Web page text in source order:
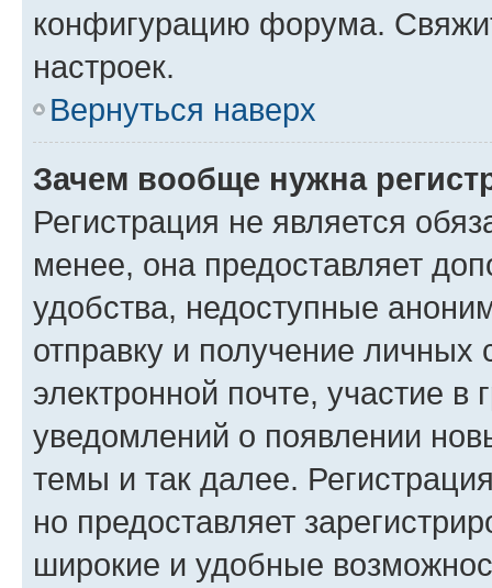
конфигурацию форума.
настроек.
Вернуться наверх
Зачем вообще нужна
Регистрация не является
менее, она предоставляет
удобства, недоступные
отправку и получение
электронной почте, участие в
уведомлений о появлении
темы и так далее.
но предоставляет
широкие и удобные